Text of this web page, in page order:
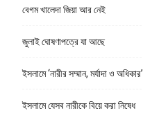
বেগম খালেদা জিয়া আর নেই
জুলাই ঘোষণাপত্রে যা আছে
ইসলামে ‘নারীর সম্মান, মর্যাদা ও অধিকার’
ইসলামে যেসব নারীকে বিয়ে করা নিষেধ